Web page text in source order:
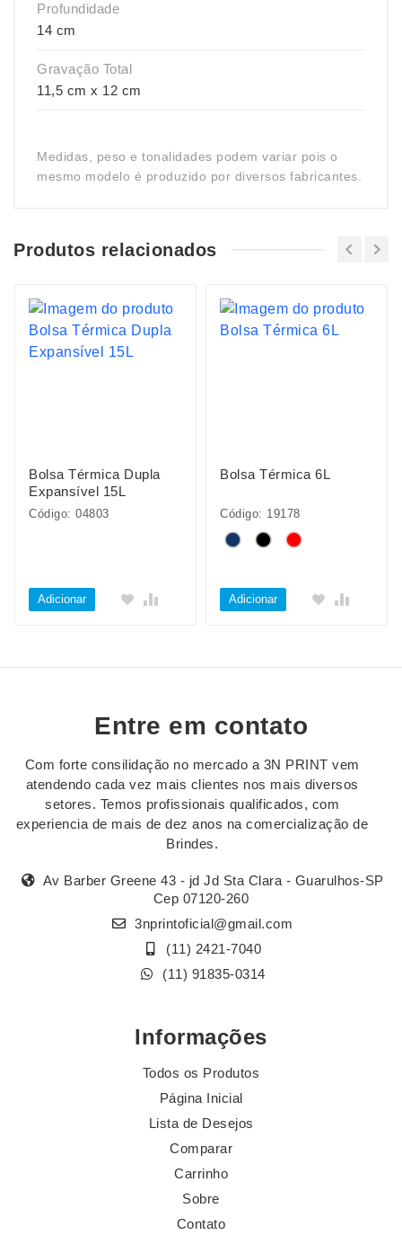
Profundidade
14 cm
Gravação Total
11,5 cm x 12 cm
Medidas, peso e tonalidades podem variar pois o
mesmo modelo é produzido por diversos fabricantes.
Produtos relacionados
Bolsa Térmica Dupla
Expansível 15L
Código: 04803
Adicionar
Bolsa Térmica 6L
Código: 19178
Adicionar
Entre em contato
Com forte consilidação no mercado a 3N PRINT vem
atendendo cada vez mais clientes nos mais diversos
setores. Temos profissionais qualificados, com
experiencia de mais de dez anos na comercialização de
Brindes.
Av Barber Greene 43 - jd Jd Sta Clara - Guarulhos-SP
Cep 07120-260
3nprintoficial@gmail.com
(11) 2421-7040
(11) 91835-0314
Informações
Todos os Produtos
Página Inicial
Lista de Desejos
Comparar
Carrinho
Sobre
Contato